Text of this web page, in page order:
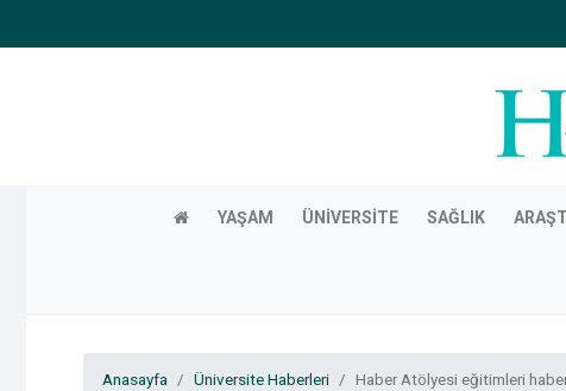
YAŞAM ÜNIVERSITE SAĞLIK
Anasayfa Üniversite Haberleri Haber Atölyesi eğitimleri